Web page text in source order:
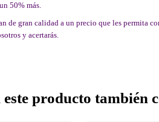
50% más.
de gran calidad a un precio que les permita
y acertarás.
producto también